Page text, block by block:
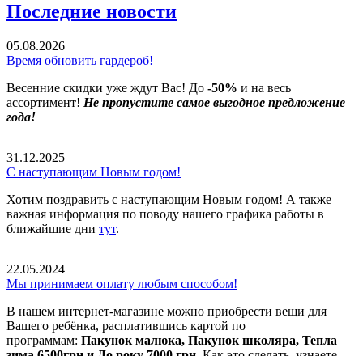
Последние новости
05.08.2026
Время обновить гардероб!
Весенние скидки уже ждут Вас! До -50% и на весь
ассортимент! Не пропустите самое выгодное предложение
года!
31.12.2025
С наступающим Новым годом!
Хотим поздравить с наступающим Новым годом! А также
важная информация по поводу нашего графика работы в
ближайшие дни тут.
22.05.2024
Мы принимаем оплату любым способом!
В нашем интернет-магазине можно приобрести вещи для
Вашего ребёнка, расплатившись картой по
программам: Пакунок малюка, Пакунок школяра, Тепла